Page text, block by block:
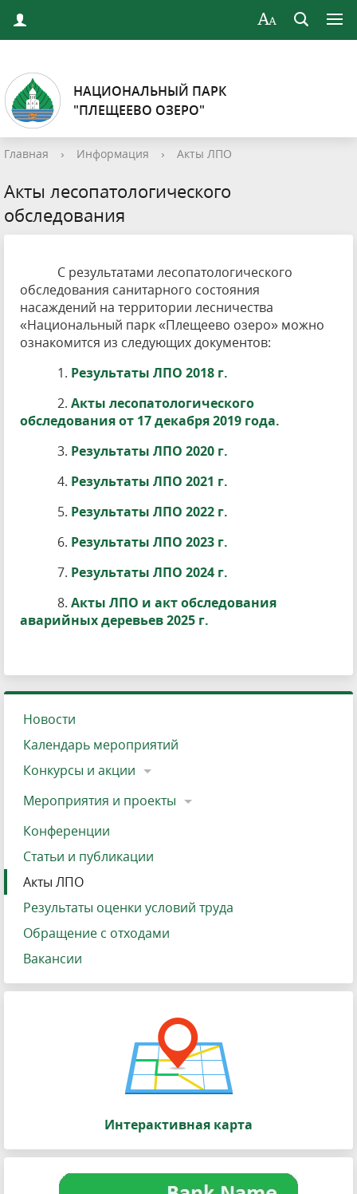
НАЦИОНАЛЬНЫЙ ПАРК
"ПЛЕЩЕЕВО ОЗЕРО"
Главная › Информация › Акты ЛПО
Акты лесопатологического
обследования
С результатами лесопатологического
обследования санитарного состояния
насаждений на территории лесничества
«Национальный парк «Плещеево озеро» можно
ознакомится из следующих документов:
1. Результаты ЛПО 2018 г.
2. Акты лесопатологического
обследования от 17 декабря 2019 года.
3. Результаты ЛПО 2020 г.
4. Результаты ЛПО 2021 г.
5. Результаты ЛПО 2022 г.
6. Результаты ЛПО 2023 г.
7. Результаты ЛПО 2024 г.
8. Акты ЛПО и акт обследования
аварийных деревьев 2025 г.
Новости
Календарь мероприятий
Конкурсы и акции
Мероприятия и проекты
Конференции
Статьи и публикации
Акты ЛПО
Результаты оценки условий труда
Обращение с отходами
Вакансии
Интерактивная карта